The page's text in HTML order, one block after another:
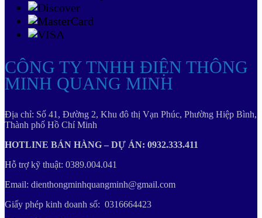
CÔNG TY TNHH ĐIỆN THÔNG
MINH QUANG MINH
Địa chỉ: Số 41, Đường 2, Khu đô thị Vạn Phúc, Phường Hiệp Bình,
Thành phố Hồ Chí Minh
HOTLINE BÁN HÀNG – DỰ ÁN: 0932.333.411
Hỗ trợ kỹ thuật: 0389.004.041
Email: dienthongminhquangminh@gmail.com
Giấy phép kinh doanh số: 0316664423